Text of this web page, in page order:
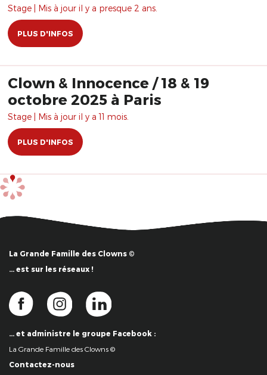
Stage | Mis à jour il y a presque 2 ans.
PLUS D'INFOS
Clown & Innocence / 18 & 19
octobre 2025 à Paris
Stage | Mis à jour il y a 11 mois.
PLUS D'INFOS
La Grande Famille des Clowns ©
… est sur les réseaux !
… et administre le groupe Facebook :
La Grande Famille des Clowns ©
Contactez-nous